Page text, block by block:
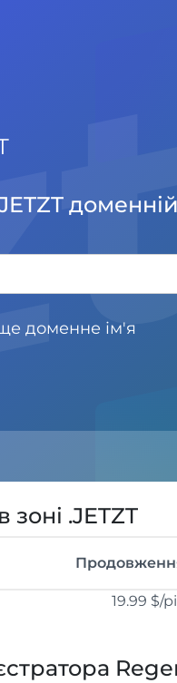
доменній
доменне ім'я
.JETZT
19.99 $/